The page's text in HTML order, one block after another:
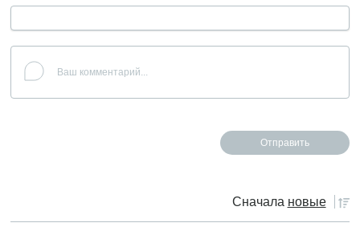
Сначала новые